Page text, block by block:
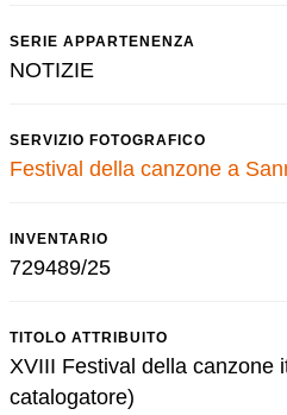
SERIE APPARTENENZA
NOTIZIE
SERVIZIO FOTOGRAFICO
Festival della canzone a
INVENTARIO
729489/25
TITOLO ATTRIBUITO
XVIII Festival della canzone
catalogatore)